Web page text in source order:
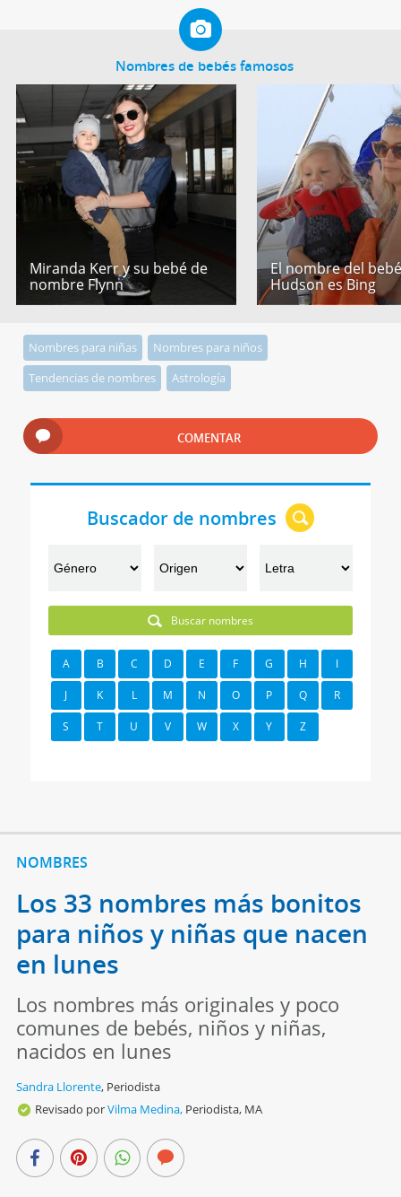
Nombres de bebés famosos
Miranda Kerr y su bebé de
nombre Flynn
El nombre del
Hudson es Bing
Nombres para niñas
Nombres para niños
Tendencias de nombres
Astrología
COMENTAR
Buscador de nombres
Buscar nombres
A B C D E F G H I
J K L M N O P Q R
S T U V W X Y Z
NOMBRES
Los 33 nombres más bonitos
para niños y niñas que nacen
en lunes
Los nombres más originales y poco
comunes de bebés, niños y niñas,
nacidos en lunes
Sandra Llorente, Periodista
Revisado porVilma Medina, Periodista, MA